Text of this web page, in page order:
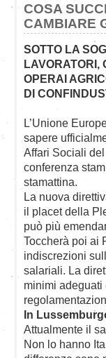
COSA
CAMBIARE
SOTTO LA
LAVORATORI,
OPERAI
DI
L’Unione
sapere
Affari Sociali
conferenza
stamattina.
La nuova
il placet della
può più
Toccherà poi ai
indiscrezioni
salariali. La
minimi adeguati
In
Attualmente il
Non lo hanno